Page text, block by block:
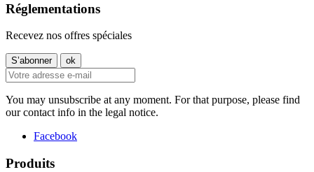
Réglementations
Recevez nos offres spéciales
You may unsubscribe at any moment. For that purpose, please find
our contact info in the legal notice.
Facebook
Produits